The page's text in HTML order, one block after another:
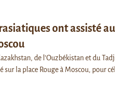
ont assisté au
de l’Ouzbékistan et du
la place Rouge à Moscou, pour